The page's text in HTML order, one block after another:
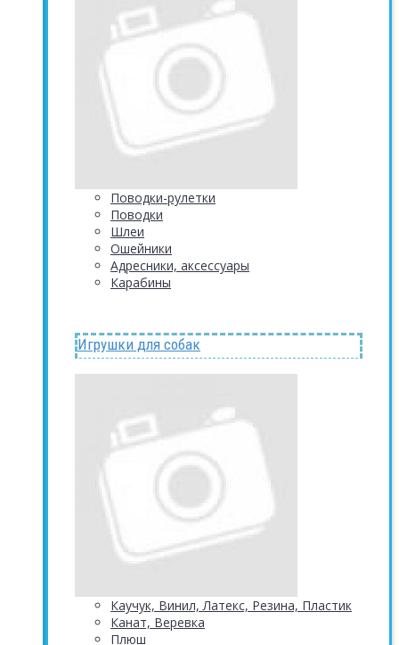
Поводки-рулетки
Поводки
Шлеи
Ошейники
Адресники, аксессуары
Карабины
Игрушки для собак
Каучук, Винил, Латекс, Резина, Пластик
Канат, Веревка
Плюш